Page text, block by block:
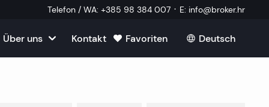
Telefon / WA: +385 98 384 007 · E: info@broker.hr
Über uns Kontakt Favoriten Deutsch
Alle ansehen